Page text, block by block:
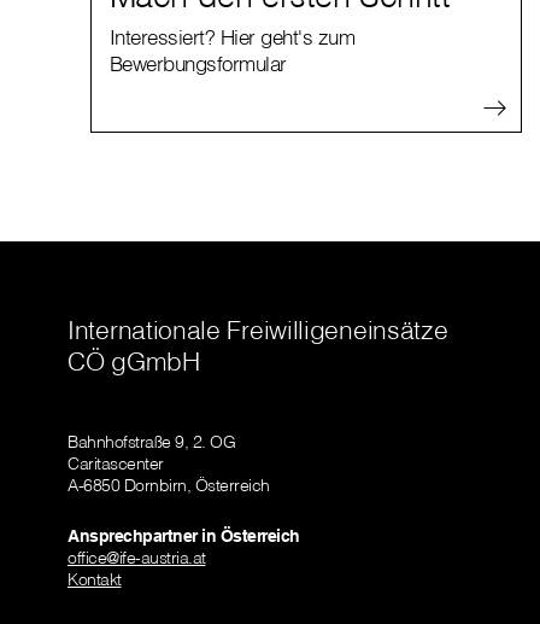
Interessiert? Hier geht's zum
Bewerbungsformular
Internationale Freiwilligeneinsätze
CÖ gGmbH
Bahnhofstraße 9, 2. OG
Caritascenter
A-6850 Dornbirn, Österreich
Ansprechpartner in Österreich
office@ife-austria.at
Kontakt